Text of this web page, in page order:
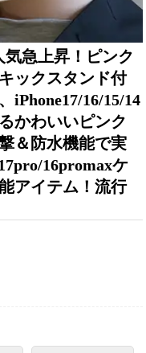
気急上昇！ピンク
ックスタンド付
iPhone17/16/15/14
かわいいピンク
＆防水機能で実
16promaxケ
アイテム！流行